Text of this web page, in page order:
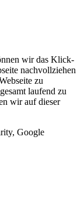
wir das Klick-
nachvollziehen
zu
laufend zu
wir auf dieser
Google